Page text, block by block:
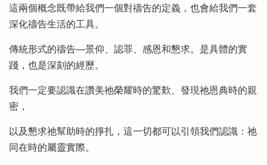
這兩個概念既帶給我們一個對禱告的定義，也會給我們一套
深化禱告生活的工具。
傳統形式的禱告──景仰、認罪、感恩和懇求。是具體的實
踐，也是深刻的經歷。
我們一定要認識在讚美祂榮耀時的驚歎、發現祂恩典時的親
密，
以及懇求祂幫助時的掙扎，這一切都可以引領我們認識：祂
同在時的屬靈實際。